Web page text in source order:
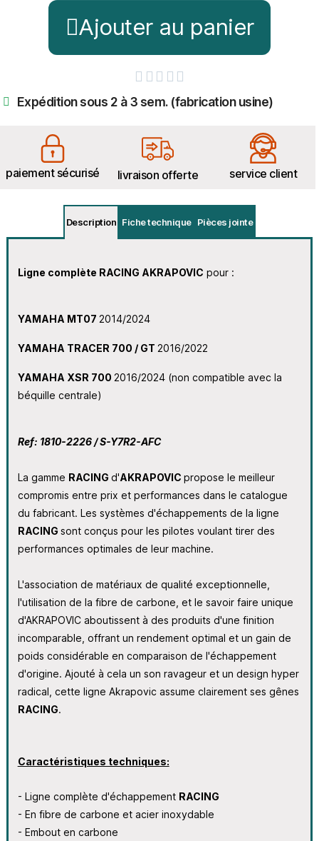
Ajouter au panier
    
Expédition sous 2 à 3 sem. (fabrication usine)
paiement sécurisé livraison offerte service client
Description Fiche technique Pièces jointe
Ligne complète RACING AKRAPOVIC pour :
YAMAHA MT07 2014/2024
YAMAHA TRACER 700 / GT 2016/2022
YAMAHA XSR 700 2016/2024 (non compatible avec la
béquille centrale)
Ref: 1810-2226 / S-Y7R2-AFC
La gamme RACING d'AKRAPOVIC propose le meilleur
compromis entre prix et performances dans le catalogue
du fabricant. Les systèmes d'échappements de la ligne
RACING sont conçus pour les pilotes voulant tirer des
performances optimales de leur machine.
L'association de matériaux de qualité exceptionnelle,
l'utilisation de la fibre de carbone, et le savoir faire unique
d'AKRAPOVIC aboutissent à des produits d'une finition
incomparable, offrant un rendement optimal et un gain de
poids considérable en comparaison de l'échappement
d'origine. Ajouté à cela un son ravageur et un design hyper
radical, cette ligne Akrapovic assume clairement ses gênes
RACING.
Caractéristiques techniques:
- Ligne complète d'échappement RACING
- En fibre de carbone et acier inoxydable
- Embout en carbone